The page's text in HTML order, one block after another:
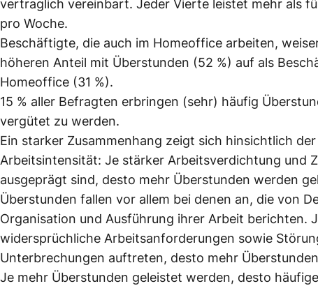
vertraglich vereinbart. Jeder Vierte leistet mehr als
pro Woche.
Beschäftigte, die auch im Homeoffice arbeiten,
höheren Anteil mit Überstunden (52 %) auf als
Homeoffice (31 %).
15 % aller Befragten erbringen (sehr) häufig
vergütet zu werden.
Ein starker Zusammenhang zeigt sich hinsichtlich der
Arbeitsintensität: Je stärker Arbeitsverdichtung und
ausgeprägt sind, desto mehr Überstunden werden
Überstunden fallen vor allem bei denen an, die von
Organisation und Ausführung ihrer Arbeit berichten.
widersprüchliche Arbeitsanforderungen sowie
Unterbrechungen auftreten, desto mehr
Je mehr Überstunden geleistet werden, desto